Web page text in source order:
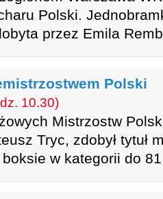
Polski.
przez Emila
Polski
10.30)
Mistrzostw
Tryc, zdobył tytuł
w kategorii do